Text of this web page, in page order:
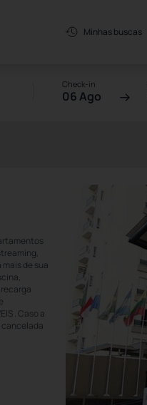
Minhas buscas
Check-in
06 Ago
de sua
. Caso a
cancelada